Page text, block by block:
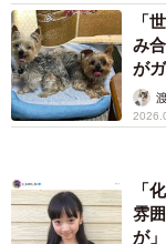
「
み
が
「
雰
が